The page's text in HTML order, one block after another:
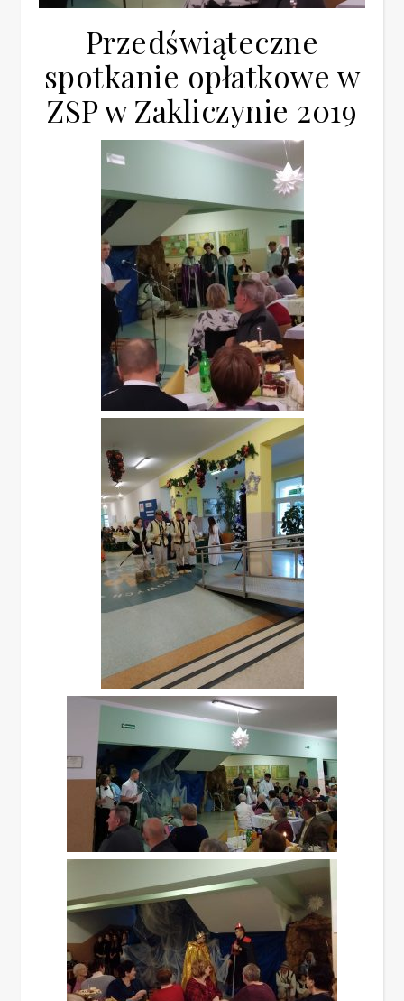
Przedświąteczne
spotkanie opłatkowe w
ZSP w Zakliczynie 2019